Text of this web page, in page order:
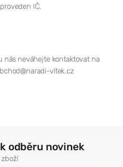
IČ.
nás neváhejte kontaktovat na
vitek.cz
odběru novinek